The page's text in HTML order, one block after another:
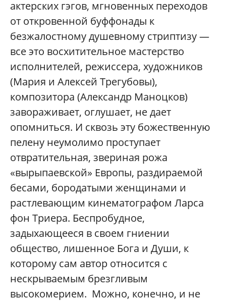
актерских гэгов, мгновенных переходов
от откровенной буффонады к
безжалостному душевному стриптизу —
все это восхитительное мастерство
исполнителей, режиссера, художников
(Мария и Алексей Трегубовы),
композитора (Александр Маноцков)
завораживает, оглушает, не дает
опомниться. И сквозь эту божественную
пелену неумолимо проступает
отвратительная, звериная рожа
«вырыпаевской» Европы, раздираемой
бесами, бородатыми женщинами и
растлевающим кинематографом Ларса
фон Триера. Беспробудное,
задыхающееся в своем гниении
общество, лишенное Бога и Души, к
которому сам автор относится с
нескрываемым брезгливым
высокомерием. Можно, конечно, и не